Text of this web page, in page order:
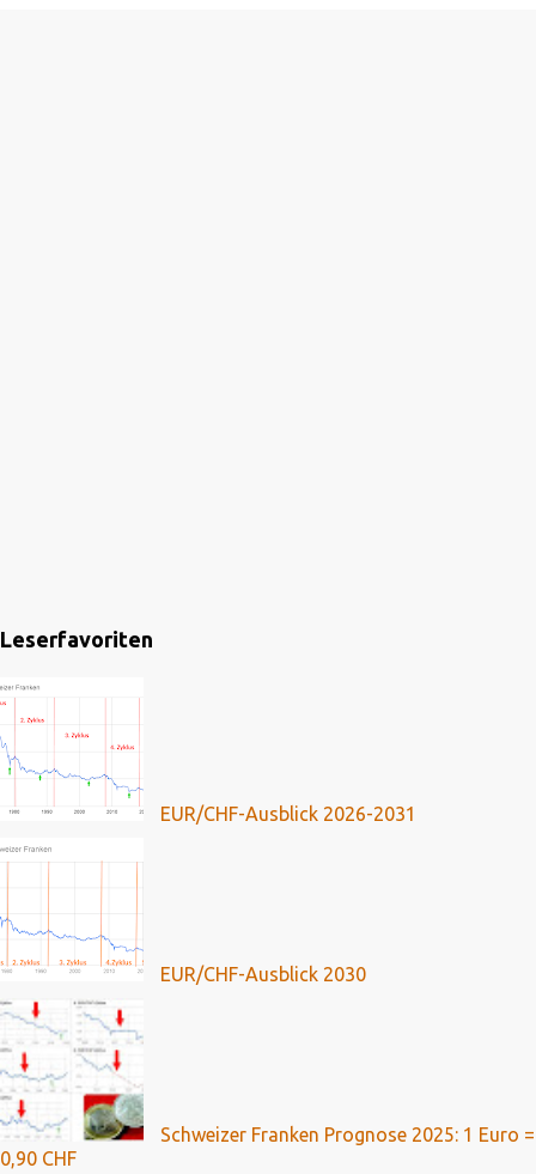
Leserfavoriten
EUR/CHF-Ausblick 2026-2031
EUR/CHF-Ausblick 2030
Schweizer Franken Prognose 2025: 1 Euro =
0,90 CHF